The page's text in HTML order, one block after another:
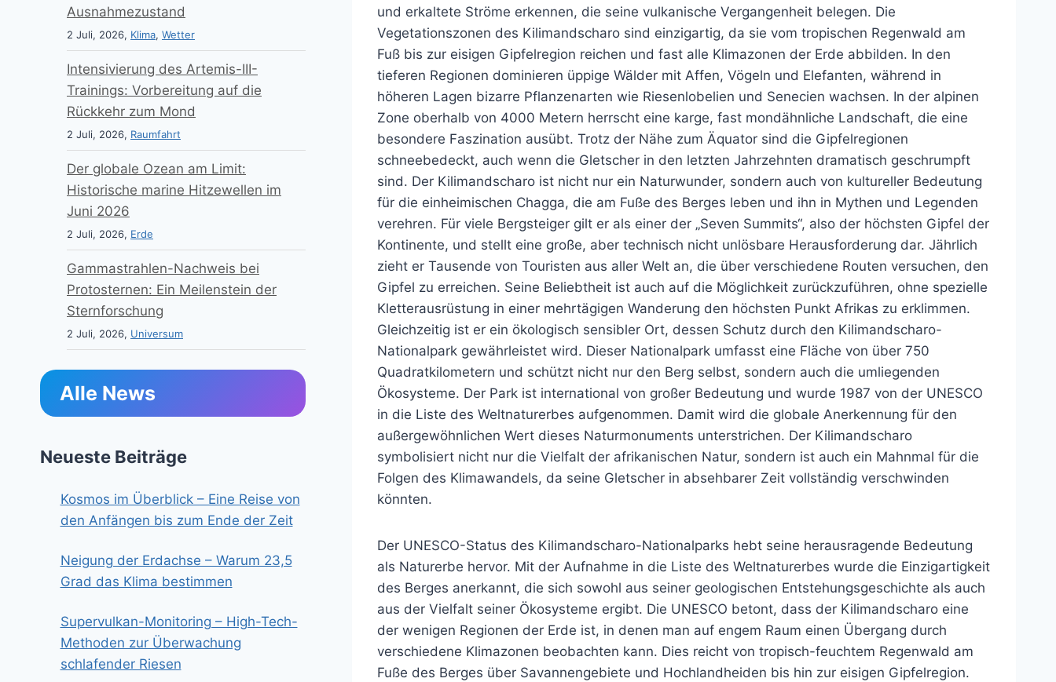
und erkaltete Ströme erkennen, die seine vulkanische Vergangenheit belegen. Die
Vegetationszonen des Kilimandscharo sind einzigartig, da sie vom tropischen Regenwald am
Fuß bis zur eisigen Gipfelregion reichen und fast alle Klimazonen der Erde abbilden. In den
tieferen Regionen dominieren üppige Wälder mit Affen, Vögeln und Elefanten, während in
höheren Lagen bizarre Pflanzenarten wie Riesenlobelien und Senecien wachsen. In der alpinen
Zone oberhalb von 4000 Metern herrscht eine karge, fast mondähnliche Landschaft, die eine
besondere Faszination ausübt. Trotz der Nähe zum Äquator sind die Gipfelregionen
schneebedeckt, auch wenn die Gletscher in den letzten Jahrzehnten dramatisch geschrumpft
sind. Der Kilimandscharo ist nicht nur ein Naturwunder, sondern auch von kultureller Bedeutung
für die einheimischen Chagga, die am Fuße des Berges leben und ihn in Mythen und Legenden
verehren. Für viele Bergsteiger gilt er als einer der „Seven Summits“, also der höchsten Gipfel der
Kontinente, und stellt eine große, aber technisch nicht unlösbare Herausforderung dar. Jährlich
zieht er Tausende von Touristen aus aller Welt an, die über verschiedene Routen versuchen, den
Gipfel zu erreichen. Seine Beliebtheit ist auch auf die Möglichkeit zurückzuführen, ohne spezielle
Kletterausrüstung in einer mehrtägigen Wanderung den höchsten Punkt Afrikas zu erklimmen.
Gleichzeitig ist er ein ökologisch sensibler Ort, dessen Schutz durch den Kilimandscharo-
Nationalpark gewährleistet wird. Dieser Nationalpark umfasst eine Fläche von über 750
Quadratkilometern und schützt nicht nur den Berg selbst, sondern auch die umliegenden
Ökosysteme. Der Park ist international von großer Bedeutung und wurde 1987 von der UNESCO
in die Liste des Weltnaturerbes aufgenommen. Damit wird die globale Anerkennung für den
außergewöhnlichen Wert dieses Naturmonuments unterstrichen. Der Kilimandscharo
symbolisiert nicht nur die Vielfalt der afrikanischen Natur, sondern ist auch ein Mahnmal für die
Folgen des Klimawandels, da seine Gletscher in absehbarer Zeit vollständig verschwinden
könnten.
Der UNESCO-Status des Kilimandscharo-Nationalparks hebt seine herausragende Bedeutung
als Naturerbe hervor. Mit der Aufnahme in die Liste des Weltnaturerbes wurde die Einzigartigkeit
des Berges anerkannt, die sich sowohl aus seiner geologischen Entstehungsgeschichte als auch
aus der Vielfalt seiner Ökosysteme ergibt. Die UNESCO betont, dass der Kilimandscharo eine
der wenigen Regionen der Erde ist, in denen man auf engem Raum einen Übergang durch
verschiedene Klimazonen beobachten kann. Dies reicht von tropisch-feuchtem Regenwald am
Fuße des Berges über Savannengebiete und Hochlandheiden bis hin zur eisigen Gipfelregion.
Ausnahmezustand
2 Juli, 2026, Klima, Wetter
Intensivierung des Artemis-III-
Trainings: Vorbereitung auf die
Rückkehr zum Mond
2 Juli, 2026, Raumfahrt
Der globale Ozean am Limit:
Historische marine Hitzewellen im
Juni 2026
2 Juli, 2026, Erde
Gammastrahlen-Nachweis bei
Protosternen: Ein Meilenstein der
Sternforschung
2 Juli, 2026, Universum
Alle News
Neueste Beiträge
Kosmos im Überblick – Eine Reise von
den Anfängen bis zum Ende der Zeit
Neigung der Erdachse – Warum 23,5
Grad das Klima bestimmen
Supervulkan-Monitoring – High-Tech-
Methoden zur Überwachung
schlafender Riesen